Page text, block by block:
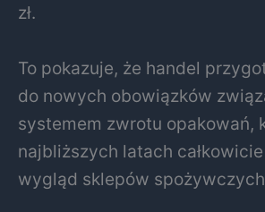
zł.
To pokazuje, że handel
do nowych obowiązków
systemem zwrotu opakowań,
najbliższych latach
wygląd sklepów